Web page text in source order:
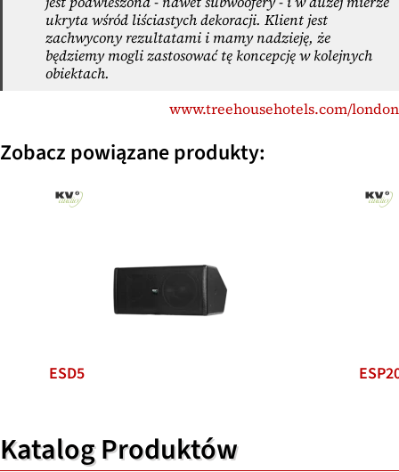
ukryta wśród liściastych dekoracji. Klient jest
zachwycony rezultatami i mamy nadzieję, że
będziemy mogli zastosować tę koncepcję w kolejnych
obiektach.
www.treehousehotels.com/london
Zobacz powiązane produkty:
ESD5
Katalog Produktów